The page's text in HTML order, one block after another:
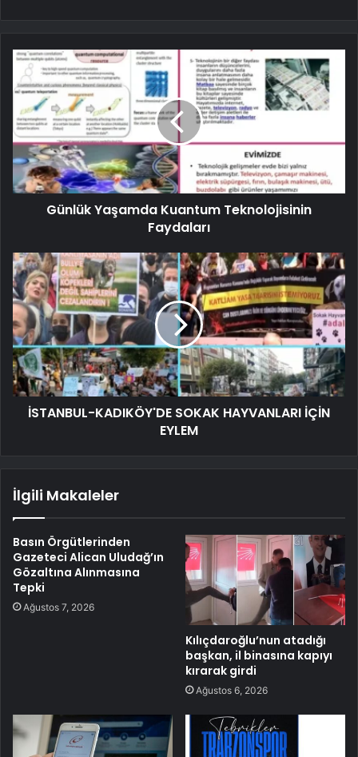
Günlük Yaşamda Kuantum Teknolojisinin
Faydaları
İSTANBUL-KADIKÖY'DE SOKAK HAYVANLARI İÇİN
EYLEM
İlgili Makaleler
Basın Örgütlerinden
Gazeteci Alican Uludağ’ın
Gözaltına Alınmasına
Tepki
Ağustos 7, 2026
Kılıçdaroğlu’nun atadığı
başkan, il binasına kapıyı
kırarak girdi
Ağustos 6, 2026